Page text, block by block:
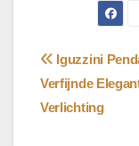
Bericht
Iguzzini
Verfijnde
Verlichting